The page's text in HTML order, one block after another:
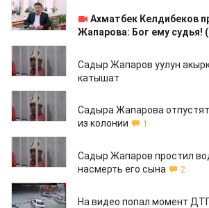
25.10.2019
Ахматбек Келдибеков
Жапарова: Бог ему судья!
27.08.2019
Садыр Жапаров уулун
катышат
27.08.2019
Садыра Жапарова
из колонии
1
27.08.2019
Садыр Жапаров простил
насмерть его сына
2
27.08.2019
На видео попал момент